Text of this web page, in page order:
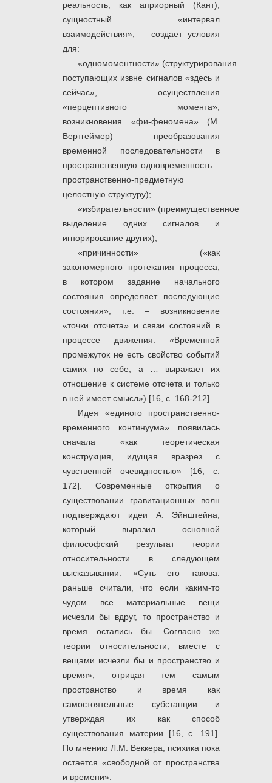
реальность, как априорный (Кант),
сущностный «интервал
взаимодействия», – создает условия
для:
«одномоментности» (структурирования
поступающих извне сигналов «здесь и
сейчас», осуществления
«перцептивного момента»,
возникновения «фи-феномена» (М.
Вертгеймер) – преобразования
временной последовательности в
пространственную одновременность –
пространственно-предметную
целостную структуру);
«избирательности» (преимущественное
выделение одних сигналов и
игнорирование других);
«причинности» («как
закономерного протекания процесса,
в котором задание начального
состояния определяет последующие
состояния», т.е. – возникновение
«точки отсчета» и связи состояний в
процессе движения: «Временной
промежуток не есть свойство событий
самих по себе, а … выражает их
отношение к системе отсчета и только
в ней имеет смысл») [16, с. 168-212].
Идея «единого пространственно-
временного континуума» появилась
сначала «как теоретическая
конструкция, идущая вразрез с
чувственной очевидностью» [16, с.
172]. Современные открытия о
существовании гравитационных волн
подтверждают идеи А. Эйнштейна,
который выразил основной
философский результат теории
относительности в следующем
высказывании: «Суть его такова:
раньше считали, что если каким-то
чудом все материальные вещи
исчезли бы вдруг, то пространство и
время остались бы. Согласно же
теории относительности, вместе с
вещами исчезли бы и пространство и
время», отрицая тем самым
пространство и время как
самостоятельные субстанции и
утверждая их как способ
существования материи [16, с. 191].
По мнению Л.М. Веккера, психика пока
остается «свободной от пространства
и времени».